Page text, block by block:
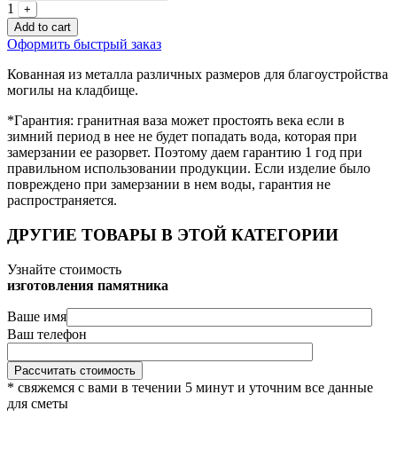
1
+
Add to cart
Оформить быстрый заказ
Кованная из металла различных размеров для благоустройства
могилы на кладбище.
*Гарантия: гранитная ваза может простоять века если в
зимний период в нее не будет попадать вода, которая при
замерзании ее разорвет. Поэтому даем гарантию 1 год при
правильном использовании продукции. Если изделие было
повреждено при замерзании в нем воды, гарантия не
распространяется.
ДРУГИЕ ТОВАРЫ В ЭТОЙ КАТЕГОРИИ
Узнайте стоимость
изготовления памятника
Ваше имя
Ваш телефон
* свяжемся с вами в течении 5 минут и уточним все данные
для сметы